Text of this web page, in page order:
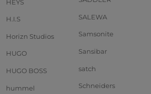
HEYS
H.I.S
Horizn Studios
HUGO
HUGO BOSS
hummel
SALEWA
Samsonite
Sansibar
satch
Schneiders